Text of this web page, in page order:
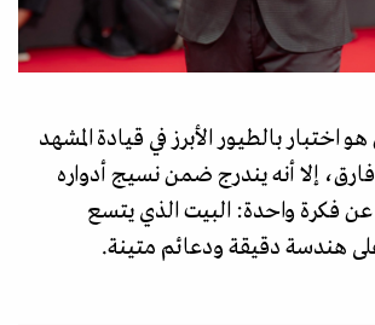
اختبار بالطيور الأبرز في قيادة المشهد
إلا أنه يندرج ضمن نسيج أدواره
عن فكرة واحدة: البيت الذي يتسع
هندسة دقيقة ودعائم متينة.